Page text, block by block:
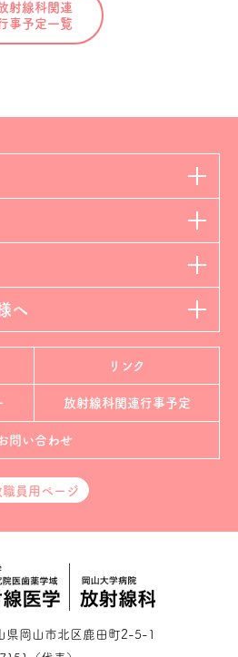
射線科関連
事予定一覧
へ
県岡山市北区鹿田町2-5-1
リンク
放射線科関連行事予定
問い合わせ
職員用ページ